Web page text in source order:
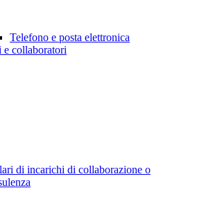
Telefono e posta elettronica
e collaboratori
di incarichi di collaborazione o